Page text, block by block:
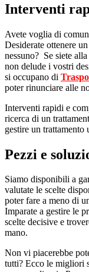
Interventi
Avete voglia di
Desiderate ottenere
nessuno? Se siete
non delude i vostri
si occupano di
poter rinunciare alle
Interventi rapidi e
ricerca di un
gestire un trattamento
Pezzi e
Siamo disponibili a
valutate le scelte
poter fare a meno di
Imparate a gestire le
scelte decisive e
mano.
Non vi piacerebbe
tutti? Ecco le migliori